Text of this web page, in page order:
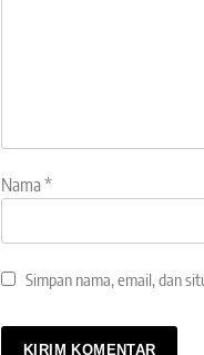
Nama*
Simpan nama, email, dan